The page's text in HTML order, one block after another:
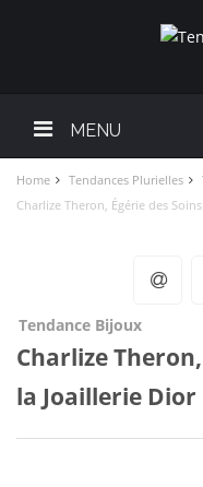
MENU
Home Tendances Plurielles
Charlize Theron, Égérie des
Tendance Bijoux
Charlize
la Joaillerie Dior